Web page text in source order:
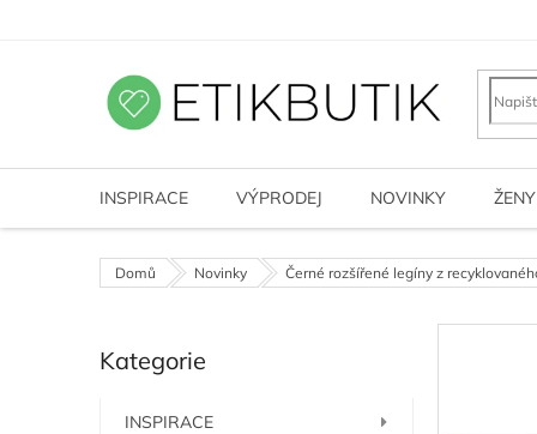
INSPIRACE VÝPRODEJ NOVINKY ŽENY
Domů Novinky Černé rozšířené legíny z
o
Přeskočit
kategorie
Kategorie
INSPIRACE